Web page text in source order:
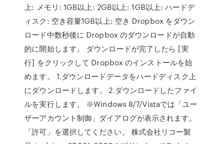
上: メモリ: 1GB以上: 2GB以上: 1GB以上: ハードデ
ィスク: 空き容量1GB以上: 空き Dropbox をダウン
ロード中数秒後に Dropbox のダウンロードが自動
的に開始します。 ダウンロードが完了したら [実
行] をクリックして Dropbox のインストールを始
めます。 1.ダウンロードデータをハードディスク上
にダウンロードします。 2.ダウンロードしたファイ
ルを実行します。 ※Windows 8/7/Vistaでは「ユー
ザーアカウント制御」ダイアログが表示されます。
「許可」を選択してください。 株式会社リコー製